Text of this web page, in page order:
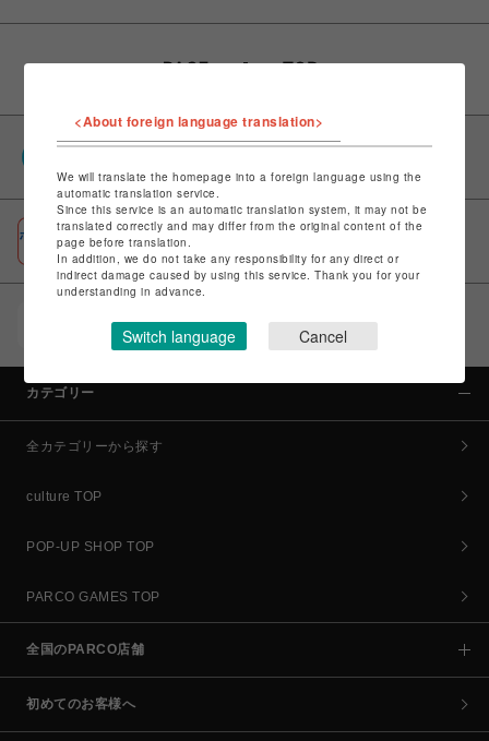
PARCOポイント
ポケパル払い
コイン＆クーポンでPARCOでのお買い物がオトクに
カテゴリー
全カテゴリーから探す
culture TOP
POP-UP SHOP TOP
PARCO GAMES TOP
全国のPARCO店舗
初めてのお客様へ
<About foreign language translation>
We will translate the homepage into a foreign language using the
automatic translation service.
Since this service is an automatic translation system, it may not be
translated correctly and may differ from the original content of the
page before translation.
In addition, we do not take any responsibility for any direct or
indirect damage caused by using this service. Thank you for your
understanding in advance.
Switch language Cancel